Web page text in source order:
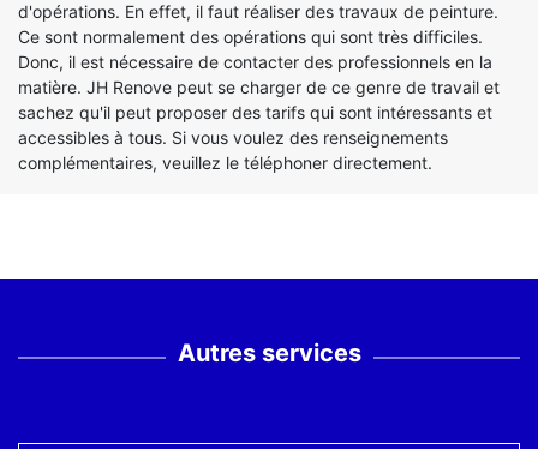
d'opérations. En effet, il faut réaliser des travaux de peinture.
Ce sont normalement des opérations qui sont très difficiles.
Donc, il est nécessaire de contacter des professionnels en la
matière. JH Renove peut se charger de ce genre de travail et
sachez qu'il peut proposer des tarifs qui sont intéressants et
accessibles à tous. Si vous voulez des renseignements
complémentaires, veuillez le téléphoner directement.
Autres services